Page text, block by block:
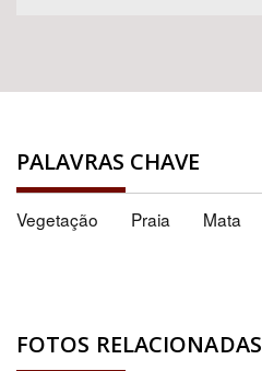
PALAVRAS CHAVE
Vegetação Praia Mata
FOTOS RELACIONADAS